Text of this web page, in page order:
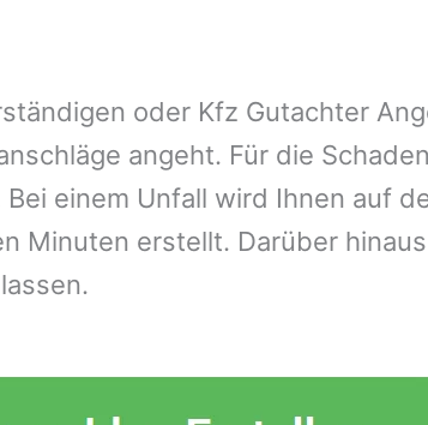
oder Kfz Gutachter
angeht. Für die
einem Unfall wird Ihnen auf
Minuten erstellt. Darüber